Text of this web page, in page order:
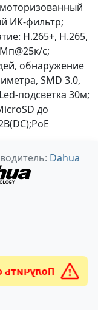
ИК-фильтр;
H.265+, H.265,
с;
обнаружение
SMD 3.0,
подсветка 30м;
до
Dahua